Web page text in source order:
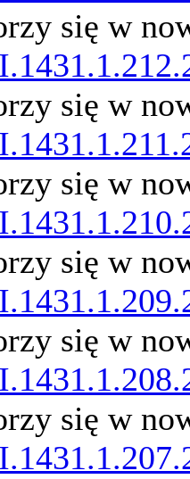
się w
się w
się w
się w
się w
się w